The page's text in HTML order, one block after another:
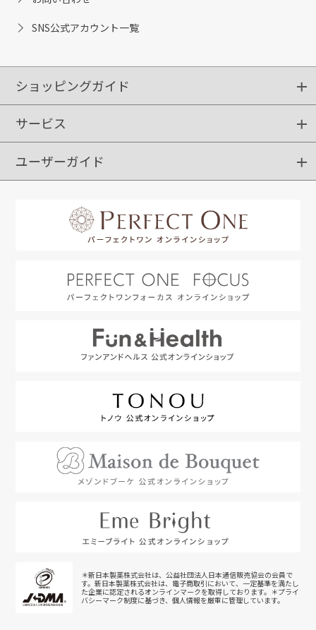
SNS公式アカウント一覧
ショッピングガイド
ショッピングガイド
ご注文方法
送料・配送
クーポンご利用方法
サービス
定期購入
ポイントサービス
お知らせメール
ユーザーガイド
＊新日本製薬株式会社は、公益社団法人日本通信販売協会の会員で
す。新日本製薬株式会社は、電子商取引において、一定基準を満たし
た企業に認定されるオンラインマークを取得しております。＊プライ
バシーマーク制度に基づき、個人情報を厳重に管理しています。